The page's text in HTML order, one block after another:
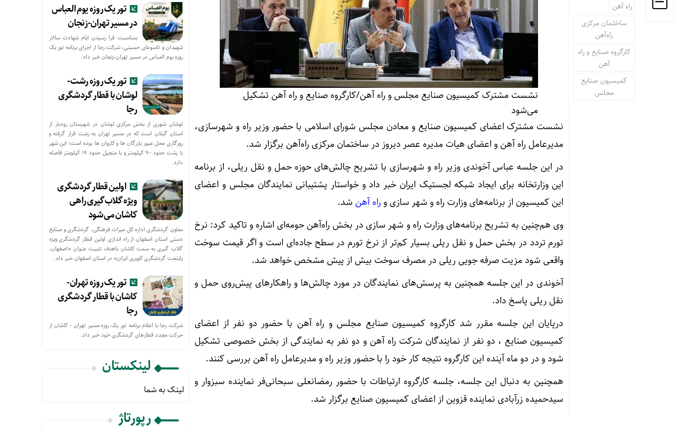
راه آهن
ساختمان مرکزی
راه‌آهن
کارگروه صنایع و راه
آهن
کمیسیون صنایع
مجلس
نشست مشترک کمیسیون صنایع مجلس و راه آهن/کارگروه صنایع و راه آهن تشکیل
می‌شود
نشست مشترک اعضای کمیسیون صنایع و معادن مجلس شورای اسلامی با حضور وزیر راه و شهرسازی،
مدیرعامل راه آهن و اعضای هیات مدیره عصر دیروز در ساختمان مرکزی راه‌آهن برگزار شد.
در این جلسه عباس آخوندی وزیر راه و شهرسازی با تشریح چالش‌های حوزه حمل و‌ نقل ریلی، از برنامه
این وزارتخانه برای ایجاد شبکه لجستیک ایران خبر داد و خواستار پشتیبانی نمایندگان مجلس و اعضای
این کمیسیون از برنامه‌های وزارت راه و شهر سازی و راه آهن شد.
وی هم‌چنین به تشریح برنامه‌های وزارت راه و شهر سازی در بخش راه‌آهن حومه‌ای اشاره و تاکید کرد: نرخ
تورم تردد در بخش حمل و نقل ریلی بسیار کم‌تر از نرخ تورم در سطح جاده‌ای است و اگر قیمت سوخت
واقعی شود مزیت صرفه جویی ریلی در مصرف سوخت بیش از پیش مشخص خواهد شد.
آخوندی در این جلسه همچنین به پرسش‌های نمایندگان در مورد چالش‌ها و راهکارهای پیش‌روی حمل و
نقل ریلی پاسخ داد.
درپایان این جلسه مقرر شد کارگروه کمیسیون صنایع مجلس و راه آهن با حضور دو نفر از اعضای
کمیسیون صنایع ، دو نفر از نمایندگان شرکت راه آهن و دو نفر به نمایندگی از بخش خصوصی تشکیل
شود و در دو ماه آینده این کارگروه نتیجه کار خود را با حضور وزیر راه و مدیرعامل راه آهن بررسی کنند.
همچنین به دنبال این جلسه، جلسه کارگروه ارتباطات با حضور رمضانعلی سبحانی‌فر نماینده سبزوار و
سیدحمیده زرآبادی نماینده قزوین از اعضای کمیسیون صنایع برگزار شد.
تور یک روزه یوم العباس
در مسیر تهران-زنجان
بمناسبت فرا رسیدن ایام شهادت سالار
شهیدان و تاسوعای حسینی، شرکت رجا از اجرای برنامه تور یک
روزه یوم العباس در مسیر تهران-زنجان خبر داد.
تور یک روزه رشت-
لوشان با قطار گردشگری
رجا
لوشان شهری از بخش مرکزی لوشان در شهرستان رودبار از
استان گیلان است که در مسیر تهران به رشت قرار گرفته و
روزگاری محل عبور بازرگان ها و کاروان ها بوده است؛ این شهر
با رشت حدود ۹۰ کیلومتر و با منجیل حدود ۱۹ کیلومتر فاصله
دارد.
اولین قطار گردشگری
ویژه گلاب‌گیری راهی
کاشان می‌شود
معاون گردشگری اداره کل میراث فرهنگی، گردشگری و صنایع
دستی استان اصفهان از راه اندازی اولین قطار گردشگری ویژه
گلاب گیری به سمت کاشان باهدف تثبیت عنوان «اصفهان،
پایتخت گردشگری کویری ایران» در استان اصفهان خبر داد.
تور یک روزه تهران-
کاشان با قطار گردشگری
رجا
شرکت رجا با اعلام برنامه تور یک روزه مسیر تهران - کاشان از
حركت مجدد قطارهای گردشگری خود خبر داد.
لینکستان
لینک به شما
رپورتاژ